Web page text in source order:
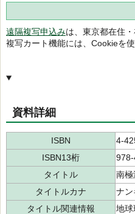
遠隔複写申込みは、東京都在住
複写カート機能には、Cookieを
資料詳細
ISBN
4-
ISBN13桁
タイトル
南極
タイトルカナ
ナン
タイトル関連情報
地球